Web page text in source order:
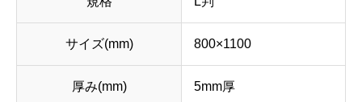
サイズ(mm) 800×1100
厚み(mm) 5mm厚